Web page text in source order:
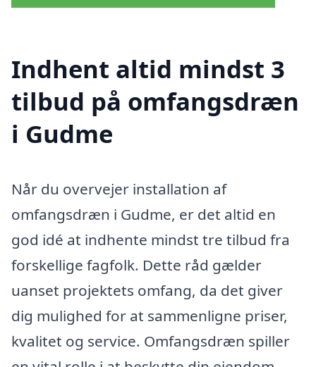
Indhent altid mindst 3
tilbud på omfangsdræn
i Gudme
Når du overvejer installation af
omfangsdræn i Gudme, er det altid en
god idé at indhente mindst tre tilbud fra
forskellige fagfolk. Dette råd gælder
uanset projektets omfang, da det giver
dig mulighed for at sammenligne priser,
kvalitet og service. Omfangsdræn spiller